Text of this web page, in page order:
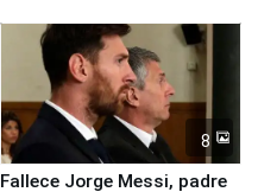
8
Fallece Jorge Messi, padre